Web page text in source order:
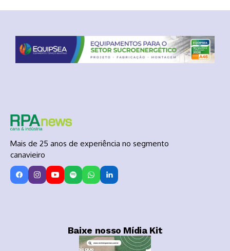
Mais de 25 anos de experiência no segmento
canavieiro
Baixe nosso Mídia Kit